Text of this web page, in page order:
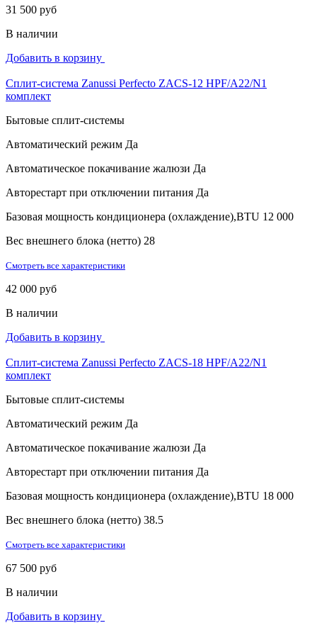
31 500 руб
В наличии
Добавить в корзину
Сплит-система Zanussi Perfecto ZACS-12 HPF/A22/N1
комплект
Бытовые сплит-системы
Автоматический режим Да
Автоматическое покачивание жалюзи Да
Авторестарт при отключении питания Да
Базовая мощность кондиционера (охлаждение),BTU 12 000
Вес внешнего блока (нетто) 28
Смотреть все характеристики
42 000 руб
В наличии
Добавить в корзину
Сплит-система Zanussi Perfecto ZACS-18 HPF/A22/N1
комплект
Бытовые сплит-системы
Автоматический режим Да
Автоматическое покачивание жалюзи Да
Авторестарт при отключении питания Да
Базовая мощность кондиционера (охлаждение),BTU 18 000
Вес внешнего блока (нетто) 38.5
Смотреть все характеристики
67 500 руб
В наличии
Добавить в корзину